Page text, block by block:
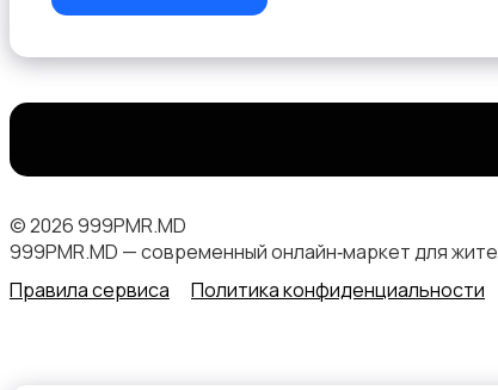
© 2026 999PMR.MD
999PMR.MD — современный онлайн‑маркет для
Правила сервиса
Политика конфиденциальности